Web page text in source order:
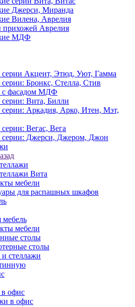
Джерси, Миранда
Вилена, Аврелия
прихожей Аврелия
МДФ
Акцент, Этюд, Уют, Гамма
Бронкс, Стелла, Стив
фасадом МДФ
Вита, Билли
Аркадия, Арко, Итен, Мэт,
Вегас, Вега
Джерси, Джером, Джон
Вита
мебели
для распашных шкафов
мебель
мебели
столы
столы
стеллажи
офис
в офис